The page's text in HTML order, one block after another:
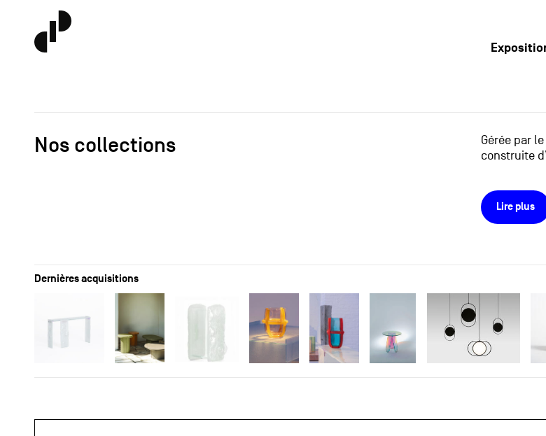
Nos collections
Gérée par
construite
Lire plus
Dernières acquisitions